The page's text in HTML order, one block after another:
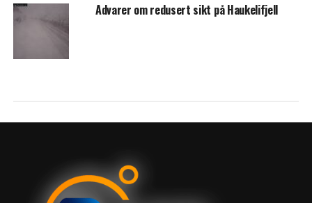
Advarer om redusert sikt på Haukelifjell